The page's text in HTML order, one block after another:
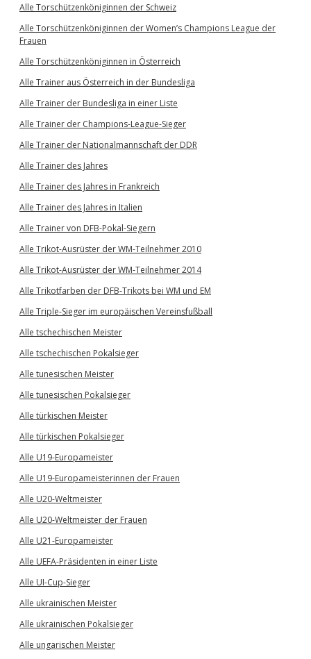
Alle Torschützenköniginnen der Schweiz
Alle Torschützenköniginnen der Women’s Champions League der
Frauen
Alle Torschützenköniginnen in Österreich
Alle Trainer aus Österreich in der Bundesliga
Alle Trainer der Bundesliga in einer Liste
Alle Trainer der Champions-League-Sieger
Alle Trainer der Nationalmannschaft der DDR
Alle Trainer des Jahres
Alle Trainer des Jahres in Frankreich
Alle Trainer des Jahres in Italien
Alle Trainer von DFB-Pokal-Siegern
Alle Trikot-Ausrüster der WM-Teilnehmer 2010
Alle Trikot-Ausrüster der WM-Teilnehmer 2014
Alle Trikotfarben der DFB-Trikots bei WM und EM
Alle Triple-Sieger im europäischen Vereinsfußball
Alle tschechischen Meister
Alle tschechischen Pokalsieger
Alle tunesischen Meister
Alle tunesischen Pokalsieger
Alle türkischen Meister
Alle türkischen Pokalsieger
Alle U19-Europameister
Alle U19-Europameisterinnen der Frauen
Alle U20-Weltmeister
Alle U20-Weltmeister der Frauen
Alle U21-Europameister
Alle UEFA-Präsidenten in einer Liste
Alle UI-Cup-Sieger
Alle ukrainischen Meister
Alle ukrainischen Pokalsieger
Alle ungarischen Meister